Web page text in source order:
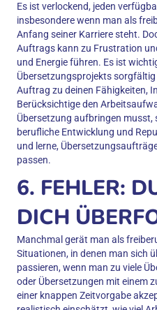
Es ist verlockend, jeden
insbesondere wenn man als
Anfang seiner Karriere steht.
Auftrags kann zu Frustration
und Energie führen. Es ist
Übersetzungsprojekts
Auftrag zu deinen Fähigkeiten,
Berücksichtige den
Übersetzung aufbringen musst,
berufliche Entwicklung und
und lerne,
passen.
6. FEHLER:
DICH
Manchmal gerät man als
Situationen, in denen man sich
passieren, wenn man zu viele
oder Übersetzungen mit einem
einer knappen Zeitvorgabe